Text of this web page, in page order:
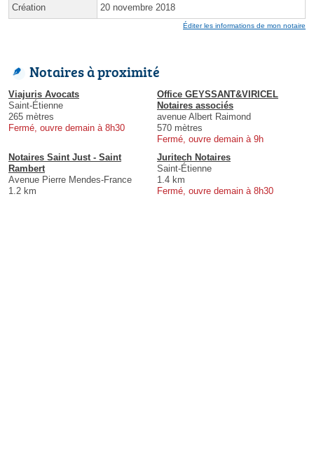
Création 20 novembre 2018
Éditer les informations de mon notaire
Notaires à proximité
Viajuris Avocats
Saint-Étienne
265 mètres
Fermé, ouvre demain à 8h30
Office GEYSSANT&VIRICEL
Notaires associés
avenue Albert Raimond
570 mètres
Fermé, ouvre demain à 9h
Notaires Saint Just - Saint
Rambert
Avenue Pierre Mendes-France
1.2 km
Juritech Notaires
Saint-Étienne
1.4 km
Fermé, ouvre demain à 8h30